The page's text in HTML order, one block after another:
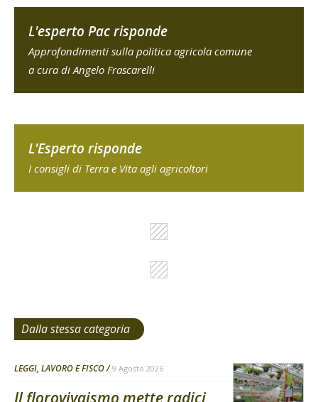
L'esperto Pac risponde
Approfondimenti sulla politica agricola comune
a cura di Angelo Frascarelli
L'Esperto risponde
I consigli di Terra e Vita agli agricoltori
Dalla stessa categoria
LEGGI, LAVORO E FISCO 9 Agosto 2026
Il florovivaismo mette radici